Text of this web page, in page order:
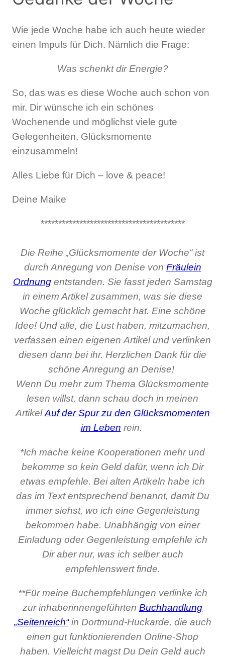
Wie jede Woche habe ich auch heute wieder
einen Impuls für Dich. Nämlich die Frage:
Was schenkt dir Energie?
So, das was es diese Woche auch schon von
mir. Dir wünsche ich ein schönes
Wochenende und möglichst viele gute
Gelegenheiten, Glücksmomente
einzusammeln!
Alles Liebe für Dich – love & peace!
Deine Maike
*****************************************
Die Reihe „Glücksmomente der Woche“ ist
durch Anregung von Denise von Fräulein
Ordnungentstanden. Sie fasst jeden Samstag
in einem Artikel zusammen, was sie diese
Woche glücklich gemacht hat. Eine schöne
Idee! Und alle, die Lust haben, mitzumachen,
verfassen einen eigenen Artikel und verlinken
diesen dann bei ihr. Herzlichen Dank für die
schöne Anregung an Denise!
Wenn Du mehr zum Thema Glücksmomente
lesen willst, dann schau doch in meinen
ArtikelAuf der Spur zu den Glücksmomenten
im Leben rein.
*Ich mache keine Kooperationen mehr und
bekomme so kein Geld dafür, wenn ich Dir
etwas empfehle. Bei alten Artikeln habe ich
das im Text entsprechend benannt, damit Du
immer siehst, wo ich eine Gegenleistung
bekommen habe. Unabhängig von einer
Einladung oder Gegenleistung empfehle ich
Dir aber nur, was ich selber auch
empfehlenswert finde.
**Für meine Buchempfehlungen verlinke ich
zur inhaberinnengeführten Buchhandlung
„Seitenreich“in Dortmund-Huckarde, die auch
einen gut funktionierenden Online-Shop
haben. Vielleicht magst Du Dein Geld auch